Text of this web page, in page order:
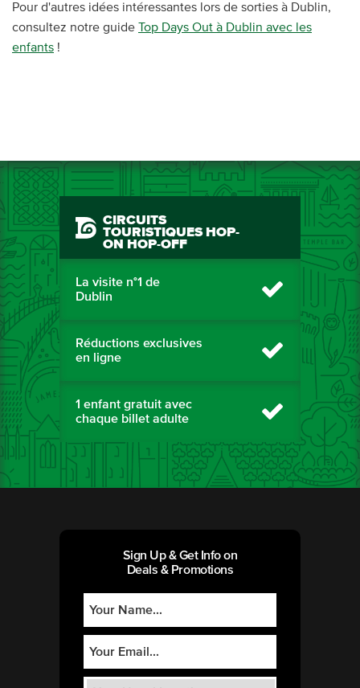
Pour d'autres idées intéressantes lors de sorties à Dublin,
consultez notre guide Top Days Out à Dublin avec les
enfants !
CIRCUITS
TOURISTIQUES HOP-
ON HOP-OFF
La visite n°1 de
Dublin
Réductions exclusives
en ligne
1 enfant gratuit avec
chaque billet adulte
Sign Up & Get Info on
Deals & Promotions